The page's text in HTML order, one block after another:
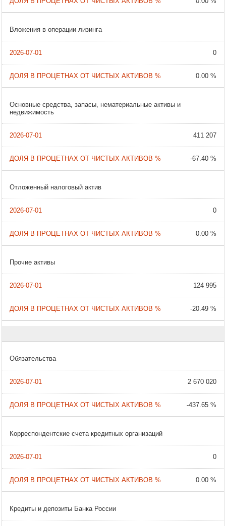
Вложения в операции лизинга
0
0.00 %
Основные средства, запасы, нематериальные активы и
недвижимость
411 207
-67.40 %
Отложенный налоговый актив
0
0.00 %
Прочие активы
124 995
-20.49 %
Обязательства
2 670 020
-437.65 %
Корреспондентские счета кредитных организаций
0
0.00 %
Кредиты и депозиты Банка России